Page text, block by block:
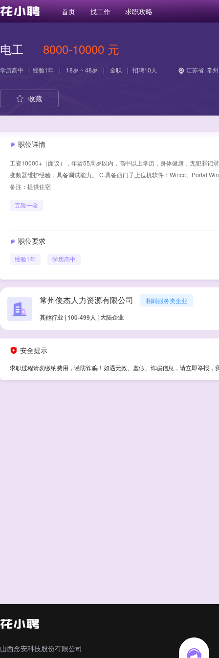
首页 找工作 求职攻略
电工 8000-10000 元
学历高中 | 经验1年 | 18岁 ~ 48岁 | 全职 | 招聘10人 江苏省 ·常
收藏
职位详情
工资10000+（面议），年龄55周岁以内，高中以上学历，身体健康，无犯罪
变频器维护经验，具备调试能力。 C.具备西门子上位机软件：Wincc、Portal
备注：提供住宿
五险一金
职位要求
经验1年 学历高中
常州俊杰人力资源有限公司 招聘服务类企业
其他行业 | 100-499人 | 大陆企业
安全提示
求职过程请勿缴纳费用，谨防诈骗！如遇无效、虚假、诈骗信息，请立即举报，
山西念安科技股份有限公司